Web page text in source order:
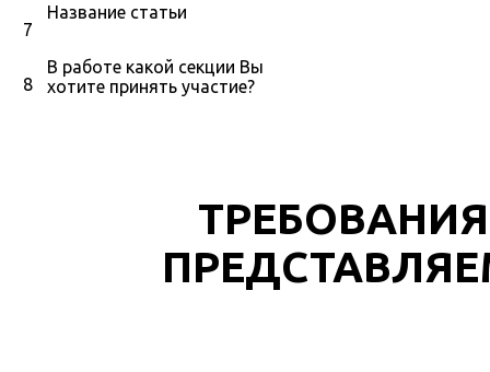
7
Название статьи
8
В работе какой секции Вы
хотите принять участие?